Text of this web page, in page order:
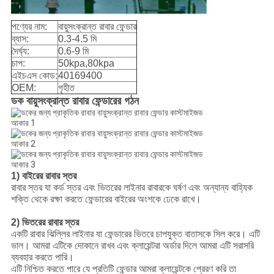
পণ্যের নাম:
বায়ুসংক্রান্ত রাবার ফেন্ডার
ব্যাস:
0.3-4.5 মি
দৈর্ঘ্য:
0.6-9 মি
চাপ:
50kpa,80kpa
এইচএস কোড:40169400
OEM:
গৃহীত
ডক বায়ুসংক্রান্ত রাবার ফেন্ডারের গঠন
1) বাইরের রাবার স্তর
রাবার স্তর যা কর্ড স্তর এবং ভিতরের লাইনার রাবারকে ঘর্ষণ এবং অন্যান্য বাহ্যিক
শক্তি থেকে রক্ষা করতে ফেন্ডারের বাইরের অংশকে ঢেকে রাখে।
2) ভিতরের রাবার স্তর
একটি রাবার ঝিল্লির লাইনার যা ফেন্ডারের ভিতরে চাপযুক্ত বাতাসকে সিল করে। এটি
ভাল। আমরা এটিকে দোকানে রাখব এবং ক্লায়েন্টরা অর্ডার দিলে আমরা এটি সরাসরি
ব্যবহার করতে পারি।
এটি নিশ্চিত করতে পারে যে প্রতিটি ফেন্ডার আমরা ক্লায়েন্টকে প্রেরণ করি তা